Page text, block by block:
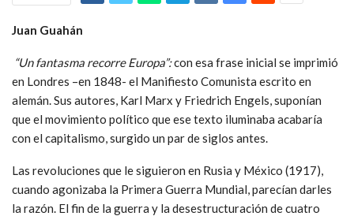
Juan Guahán
“Un fantasma recorre Europa”:con esa frase inicial se imprimió
en Londres –en 1848- el Manifiesto Comunista escrito en
alemán. Sus autores, Karl Marx y Friedrich Engels, suponían
que el movimiento político que ese texto iluminaba acabaría
con el capitalismo, surgido un par de siglos antes.
Las revoluciones que le siguieron en Rusia y México (1917),
cuando agonizaba la Primera Guerra Mundial, parecían darles
la razón. El fin de la guerra y la desestructuración de cuatro